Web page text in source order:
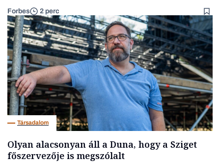
Forbes 2 perc
Társadalom
Olyan alacsonyan áll a Duna, hogy a Sziget
főszervezője is megszólalt